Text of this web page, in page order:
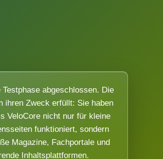
Testphase abgeschlossen. Die
ihren Zweck erfüllt: Sie haben
VeloCore nicht nur für kleine
funktioniert, sondern
Magazine, Fachportale und
Inhaltsplattformen.